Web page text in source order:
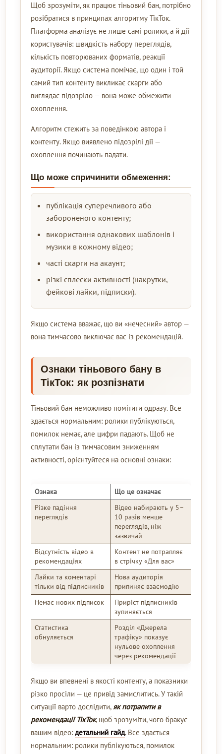
Щоб зрозуміти, як працює тіньовий бан, потрібно
розібратися в принципах алгоритму ТікТок.
Платформа аналізує не лише самі ролики, а й дії
користувачів: швидкість набору переглядів,
кількість повторюваних форматів, реакції
аудиторії. Якщо система помічає, що один і той
самий тип контенту викликає скарги або
виглядає підозріло — вона може обмежити
охоплення.
Алгоритм стежить за поведінкою автора і
контенту. Якщо виявлено підозрілі дії —
охоплення починають падати.
Що може спричинити обмеження:
публікація суперечливого або
забороненого контенту;
використання однакових шаблонів і
музики в кожному відео;
часті скарги на акаунт;
різкі сплески активності (накрутки,
фейкові лайки, підписки).
Якщо система вважає, що ви «нечесний» автор —
вона тимчасово виключає вас із рекомендацій.
Ознаки тіньового бану в
ТікТок: як розпізнати
Тіньовий бан неможливо помітити одразу. Все
здається нормальним: ролики публікуються,
помилок немає, але цифри падають. Щоб не
сплутати бан із тимчасовим зниженням
активності, орієнтуйтеся на основні ознаки:
Ознака
Що це означає
Різке падіння
переглядів
Відео набирають у 5–
10 разів менше
переглядів, ніж
зазвичай
Відсутність відео в
рекомендаціях
Контент не потрапляє
в стрічку «Для вас»
Лайки та коментарі
тільки від підписників
Нова аудиторія
припиняє взаємодію
Немає нових підписок
Приріст підписників
зупиняється
Статистика
обнуляється
Розділ «Джерела
трафіку» показує
нульове охоплення
через рекомендації
Якщо ви впевнені в якості контенту, а показники
різко просіли — це привід замислитись. У такій
ситуації варто дослідити, як потрапити в
рекомендації ТікТок, щоб зрозуміти, чого бракує
вашим відео: детальний гайд. Все здається
нормальним: ролики публікуються, помилок